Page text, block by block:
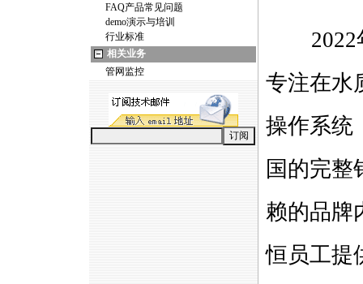
FAQ产品常见问题
demo演示与培训
行业标准
相关业务
管网监控
2022年
专注在水
操作系统
国的完整
赖的品牌
恒员工提